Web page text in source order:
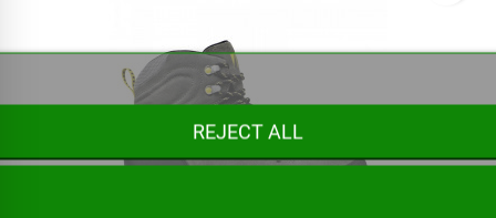
REJECT ALL